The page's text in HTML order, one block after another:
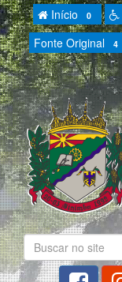
Início 0
Fonte Original 4